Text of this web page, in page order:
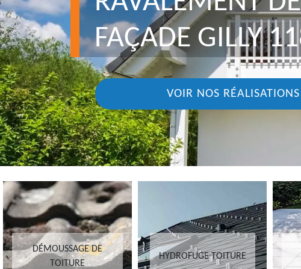
FAÇADE GILLY
VOIR NOS RÉALISATIONS
DÉMOUSSAGE DE
TOITURE
HYDROFUGE TOITURE